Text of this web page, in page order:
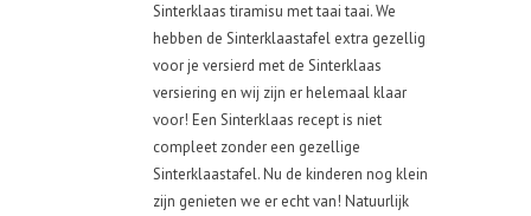
Sinterklaas tiramisu met taai taai. We
hebben de Sinterklaastafel extra gezellig
voor je versierd met de Sinterklaas
versiering en wij zijn er helemaal klaar
voor! Een Sinterklaas recept is niet
compleet zonder een gezellige
Sinterklaastafel. Nu de kinderen nog klein
zijn genieten we er echt van! Natuurlijk